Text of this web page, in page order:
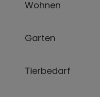
Wohnen
Garten
Tierbedarf